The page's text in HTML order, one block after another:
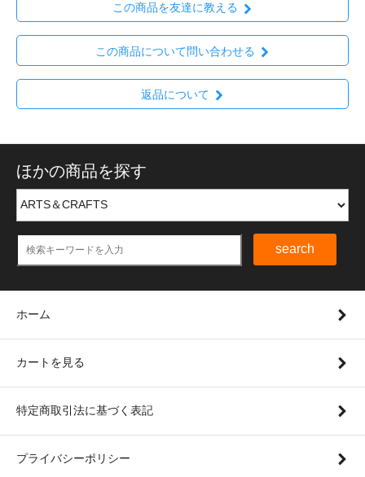
この商品を友達に教える
この商品について問い合わせる
返品について
ほかの商品を探す
search
ホーム
カートを見る
特定商取引法に基づく表記
プライバシーポリシー